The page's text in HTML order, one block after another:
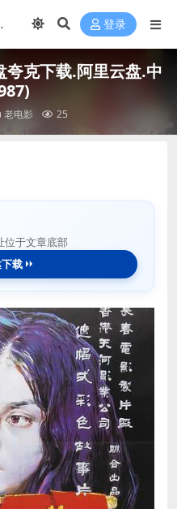
登录
夸克下载.阿里云盘.中
老电影 25
位于文章底部
载